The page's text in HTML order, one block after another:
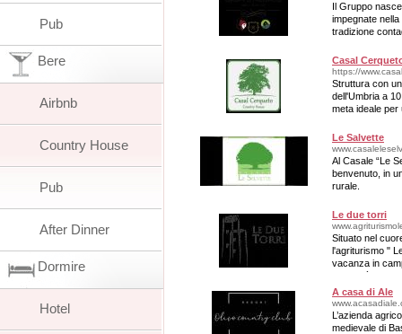
Il Gruppo
impegnate
tradizione
Casal
https://
Struttura con
dell'Umbria a
meta ideale per
Le Salvette
Al Casale “Le
benvenuto, in
rurale.
Le due torri
Situato nel
l'agriturismo "
vacanza in
cordialità
A casa di Ale
L’azienda
medievale di
Pub
Bere
Airbnb
Country House
Pub
After Dinner
Dormire
Hotel